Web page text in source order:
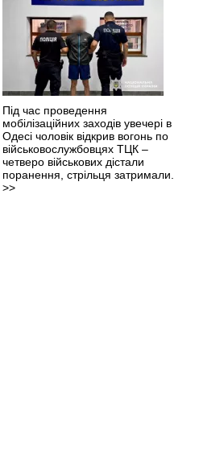
Під час проведення
мобілізаційних заходів увечері в
Одесі чоловік відкрив вогонь по
військовослужбовцях ТЦК –
четверо військових дістали
поранення, стрільця затримали.
>>